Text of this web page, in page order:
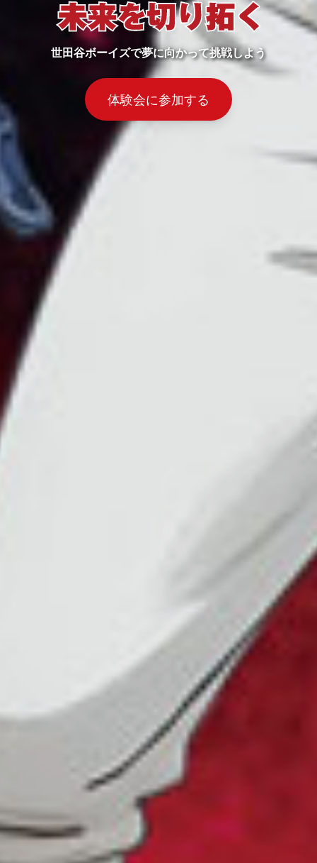
世田谷ボーイズで夢に向かって挑戦しよう
体験会に参加する